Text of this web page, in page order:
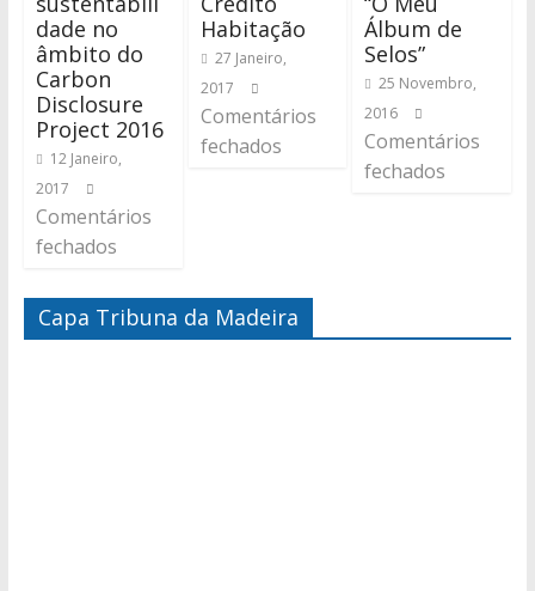
dade no
âmbito do
Carbon
Disclosure
Project 2016
12 Janeiro,
2017
Comentários
fechados
Habitação
27 Janeiro,
2017
Comentários
fechados
Álbum de
Selos”
25 Novembro,
2016
Comentários
fechados
Capa Tribuna da Madeira